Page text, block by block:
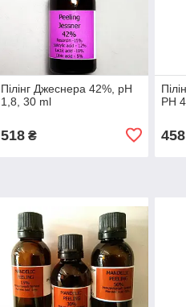
Пілінг Джеснера 42%, pH
1,8, 30 ml
518₴
РН
458